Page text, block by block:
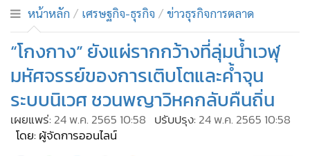
• บันเทิง
ผู้จัดการรายวัน
คอลัมนิสต์
• ละคร
• CbizReview
• Cyber BIZ
หน้าหลัก เศรษฐกิจ-ธุรกิจ ข่าวธุรกิจการตลาด
“โกงกาง” ยังแผ่รากกว้างที่ลุ่มน้ำเวฬุ
มหัศจรรย์ของการเติบโตและค้ำจุน
ระบบนิเวศ ชวนพญาวิหคกลับคืนถิ่น
เผยแพร่: 24 พ.ค. 2565 10:58 ปรับปรุง: 24 พ.ค. 2565 10:58
โดย: ผู้จัดการออนไลน์